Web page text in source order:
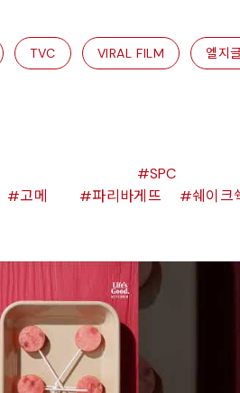
TVC VIRAL FILM 엘지
고메
SPC
파리바게뜨
쉐이크